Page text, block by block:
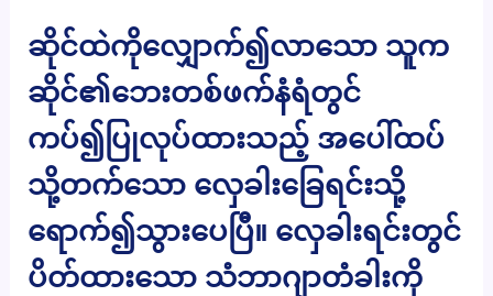
ဆိုင်ထဲကိုလျှောက်၍လာသော သူက
ဆိုင်၏ဘေးတစ်ဖက်နံရံတွင်
ကပ်၍ပြုလုပ်ထားသည့် အပေါ်ထပ်
သို့တက်သော လှေခါးခြေရင်းသို့
ရောက်၍သွားပေပြီ။ လှေခါးရင်းတွင်
ပိတ်ထားသော သံဘာဂျာတံခါးကို